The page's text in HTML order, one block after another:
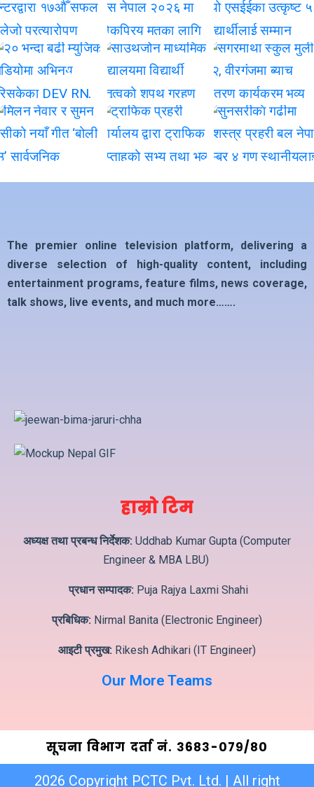
The premier online television platform, delivering a
diverse selection of high-quality content, including
entertainment programs, feature films, news coverage,
talk shows, live events, and much more…….
हाम्रो टिम
अध्यक्ष तथा प्रबन्ध निर्देशक: Uddhab Kumar Gupta (Computer
Engineer & MBA LBU)
प्रधान सम्पादक: Puja Rajya Laxmi Shahi
प्रबिधिक: Nirmal Banita (Electronic Engineer)
आइटी प्रमुख: Rikesh Adhikari (IT Engineer)
Our More Teams
सूचना विभाग दर्ता नं. ३6८३-०७९/८०
2026 Copyright PCTC Pvt. Ltd. | All right